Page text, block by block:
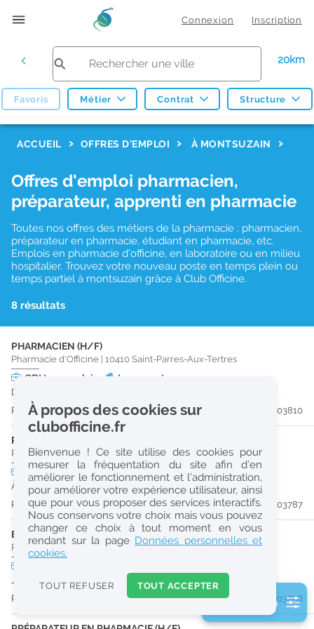
Connexion Inscription
20km
Favoris Métier Contrat Structure
Réinitialiser
2
0
k
Consulter les offres de la France d'outre-mer
ACCUEIL OFFRES D'EMPLOI À MONTSUZAIN
Offres d'emploi pharmacien,
préparateur, apprenti en pharmacie
Toutes nos offres des métiers de la pharmacie : pharmacien,
préparateur en pharmacie, étudiant en pharmacie, etc.
Emplois en pharmacie d'officine, en laboratoire ou en milieu
hospitalier. Trouvez votre nouveau poste en temps plein ou
temps partiel à montsuzain grâce à Club Officine.
8 résultats
PHARMACIEN (H/F)
Pharmacie d'Officine 10410 Saint-Parres-Aux-Tertres
CDI temps plein Logement
Dès que possible
Publiée il y a 10 jour(s)
#203810
PRÉPARATEUR EN PHARMACIE (H/F)
Pharmacie d'Officine|10280 Fontaine-Les-Grès
temps plein
À partir du 30/09/26
Publiée il y a 10 jour(s)
#203787
ETUDIANT EN PHARMACIE (H/F)
Pharmacie d'Officine 10000 Troyes
Jusqu'au 29/06/27
Publiée il y a 11 jour(s)
#203758
2 filtre(s) actifs
À propos des cookies sur
clubofficine.fr
Bienvenue ! Ce site utilise des cookies pour
mesurer la fréquentation du site afin d’en
améliorer le fonctionnement et l’administration,
pour améliorer votre expérience utilisateur, ainsi
que pour vous proposer des services interactifs.
Nous conservons votre choix mais vous pouvez
changer ce choix à tout moment en vous
rendant sur la page Données personnelles et
cookies.
TOUT REFUSER TOUT ACCEPTER